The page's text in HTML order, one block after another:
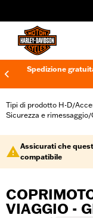
Spedizione
Tipi di prodotto H-D/
Sicurezza e rimessaggio/
Assicurati che
compatibile
VIAGGIO -